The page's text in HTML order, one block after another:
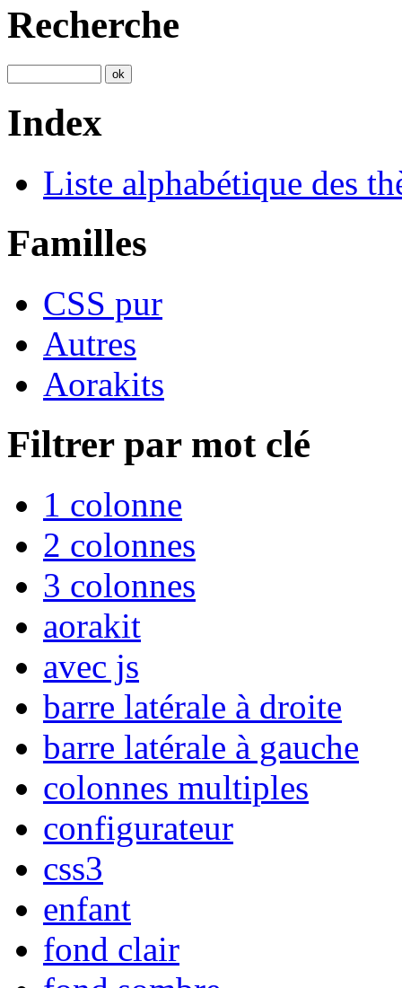
Recherche
Index
Liste alphabétique des
Familles
CSS pur
Autres
Aorakits
Filtrer par mot clé
1 colonne
2 colonnes
3 colonnes
aorakit
avec js
barre latérale à droite
barre latérale à gauche
colonnes multiples
configurateur
css3
enfant
fond clair